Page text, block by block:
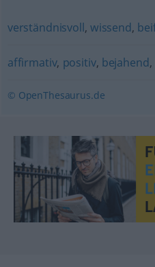
verständnisvoll, wissend,
affirmativ, positiv, bejahend,
© OpenThesaurus.de